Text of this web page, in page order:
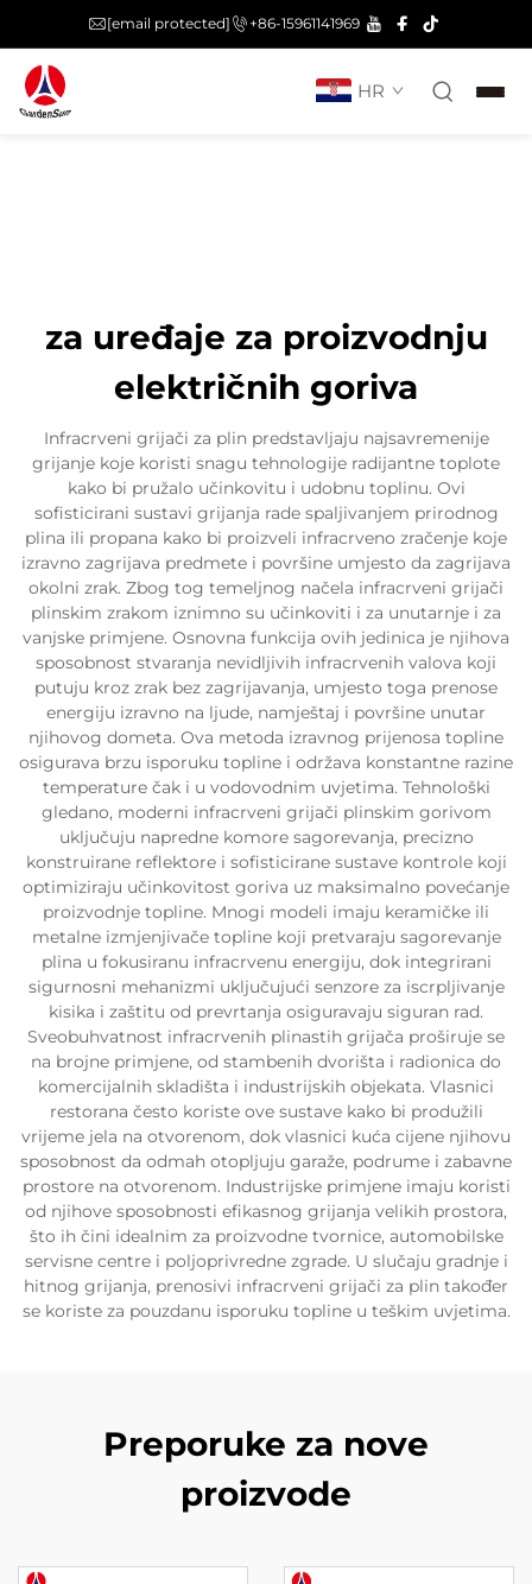
[email protected] +86-15961141969
HR
za uređaje za proizvodnju
električnih goriva
Infracrveni grijači za plin predstavljaju najsavremenije
grijanje koje koristi snagu tehnologije radijantne toplote
kako bi pružalo učinkovitu i udobnu toplinu. Ovi
sofisticirani sustavi grijanja rade spaljivanjem prirodnog
plina ili propana kako bi proizveli infracrveno zračenje koje
izravno zagrijava predmete i površine umjesto da zagrijava
okolni zrak. Zbog tog temeljnog načela infracrveni grijači
plinskim zrakom iznimno su učinkoviti i za unutarnje i za
vanjske primjene. Osnovna funkcija ovih jedinica je njihova
sposobnost stvaranja nevidljivih infracrvenih valova koji
putuju kroz zrak bez zagrijavanja, umjesto toga prenose
energiju izravno na ljude, namještaj i površine unutar
njihovog dometa. Ova metoda izravnog prijenosa topline
osigurava brzu isporuku topline i održava konstantne razine
temperature čak i u vodovodnim uvjetima. Tehnološki
gledano, moderni infracrveni grijači plinskim gorivom
uključuju napredne komore sagorevanja, precizno
konstruirane reflektore i sofisticirane sustave kontrole koji
optimiziraju učinkovitost goriva uz maksimalno povećanje
proizvodnje topline. Mnogi modeli imaju keramičke ili
metalne izmjenjivače topline koji pretvaraju sagorevanje
plina u fokusiranu infracrvenu energiju, dok integrirani
sigurnosni mehanizmi uključujući senzore za iscrpljivanje
kisika i zaštitu od prevrtanja osiguravaju siguran rad.
Sveobuhvatnost infracrvenih plinastih grijača proširuje se
na brojne primjene, od stambenih dvorišta i radionica do
komercijalnih skladišta i industrijskih objekata. Vlasnici
restorana često koriste ove sustave kako bi produžili
vrijeme jela na otvorenom, dok vlasnici kuća cijene njihovu
sposobnost da odmah otopljuju garaže, podrume i zabavne
prostore na otvorenom. Industrijske primjene imaju koristi
od njihove sposobnosti efikasnog grijanja velikih prostora,
što ih čini idealnim za proizvodne tvornice, automobilske
servisne centre i poljoprivredne zgrade. U slučaju gradnje i
hitnog grijanja, prenosivi infracrveni grijači za plin također
se koriste za pouzdanu isporuku topline u teškim uvjetima.
Preporuke za nove
proizvode